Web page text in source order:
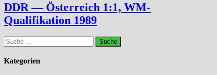
DDR — Österreich 1:1, WM-
Qualifikation 1989
Suche
nach:
Kategorien